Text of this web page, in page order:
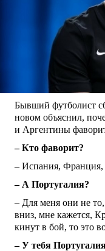
Бывший футболист
новом объяснил,
и Аргентины
– Кто фаворит?
– Испания, Франция,
– А Португалия?
– Для меня они не
вниз, мне кажется,
кинут в бой, то это
– У тебя